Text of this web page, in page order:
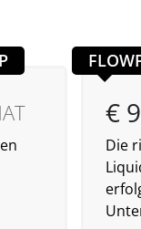
€
Die